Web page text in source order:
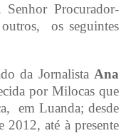
Senhor Procurador-
os seguintes
da Jornalista Ana
por Milocas que
em Luanda; desde
até à presente